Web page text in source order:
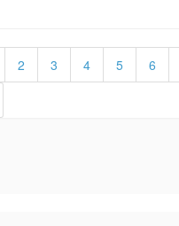
2 3 4 5 6